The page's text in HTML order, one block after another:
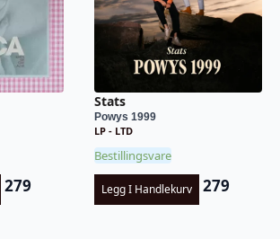
279
Stats
Powys 1999
LP - LTD
Bestillingsvare
Legg I Handlekurv 279